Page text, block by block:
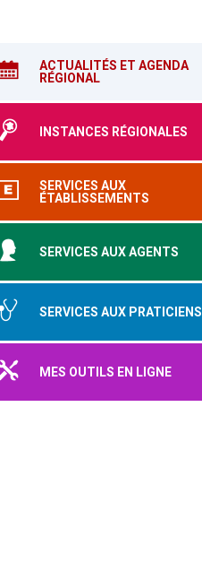
ACTUALITÉS ET AGENDA
RÉGIONAL
INSTANCES RÉGIONALES
SERVICES AUX
ÉTABLISSEMENTS
SERVICES AUX AGENTS
SERVICES AUX PRATICIENS
MES OUTILS EN LIGNE